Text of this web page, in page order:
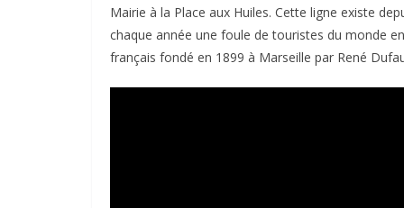
Mairie à la Place aux Huiles. Cette ligne existe
chaque année une foule de touristes du monde
français fondé en 1899 à Marseille par René